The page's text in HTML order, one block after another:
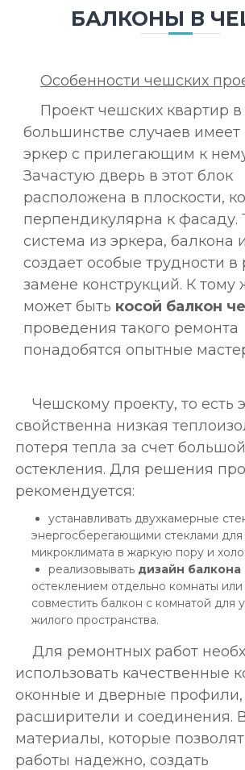
БАЛКОНЫ В
Особенности чешских
Проект чешских квартир в
большинстве случаев имеет
эркер с прилегающим к
Зачастую дверь в этот блок
расположена в плоскости,
перпендикулярна к фасаду.
система из эркера, балкона
создает особые трудности в
замене конструкций. К тому
может быть косой балкон
проведения такого ремонта
понадобятся опытные
Чешскому проекту, то есть
свойственна низкая
потеря тепла за счет
остекления. Для решения
рекомендуется:
устанавливать двухкамерные
энергосберегающими стеклами
микроклимата в жаркую пору и
реализовывать дизайн
остеклением отдельно комнаты
совместить балкон с комнатой для
жилого пространства.
Для ремонтных работ
использовать качественные
оконные и дверные профили,
расширители и соединения.
материалы, которые
работы надежно, создать